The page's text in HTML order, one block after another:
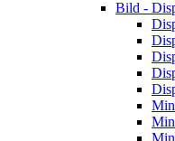
Bild -